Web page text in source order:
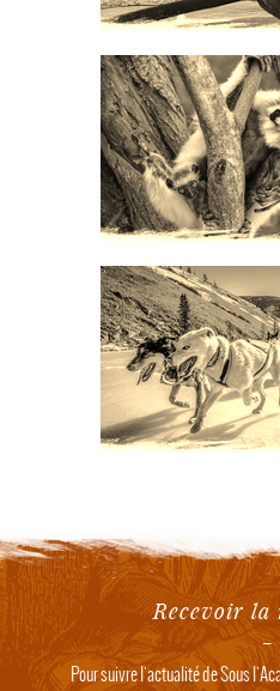
Recevoir la
Pour suivre l'actualité de Sous